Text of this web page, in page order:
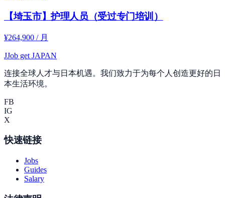
【埼玉市】护理人员（受过专门培训）
¥264,900 / 月
JJob get JAPAN
连接全球人才与日本机遇。我们致力于为每个人创造更好的日
本生活环境。
FB
IG
X
快速链接
Jobs
Guides
Salary